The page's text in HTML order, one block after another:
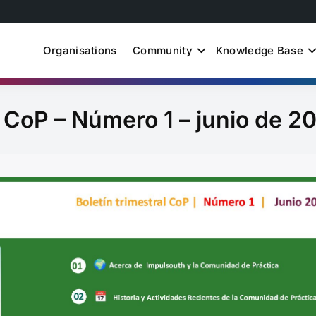
Just Energy
Organisations Community Knowledge Base
– Número 1 – junio de